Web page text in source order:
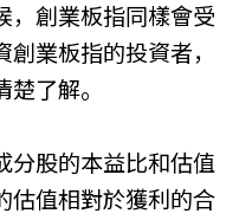
，創業板指同樣會受
業板指的投資者，
了解。
分股的本益比和估值
估值相對於獲利的合